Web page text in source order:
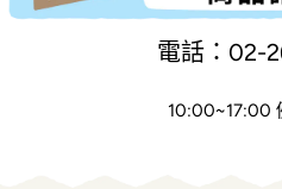
電話：02-
10:00~17:00